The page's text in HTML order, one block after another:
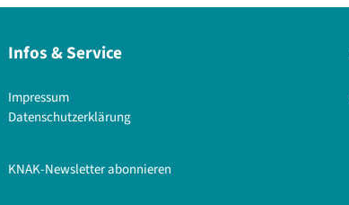
Infos & Service
Impressum
Datenschutzerklärung
KNAK-Newsletter abonnieren